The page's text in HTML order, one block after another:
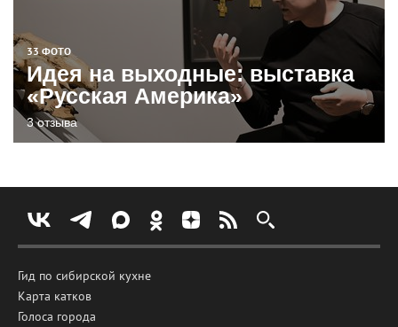
33 ФОТО
Идея на выходные: выставка
«Русская Америка»
3 отзыва
Гид по сибирской кухне
Карта катков
Голоса города